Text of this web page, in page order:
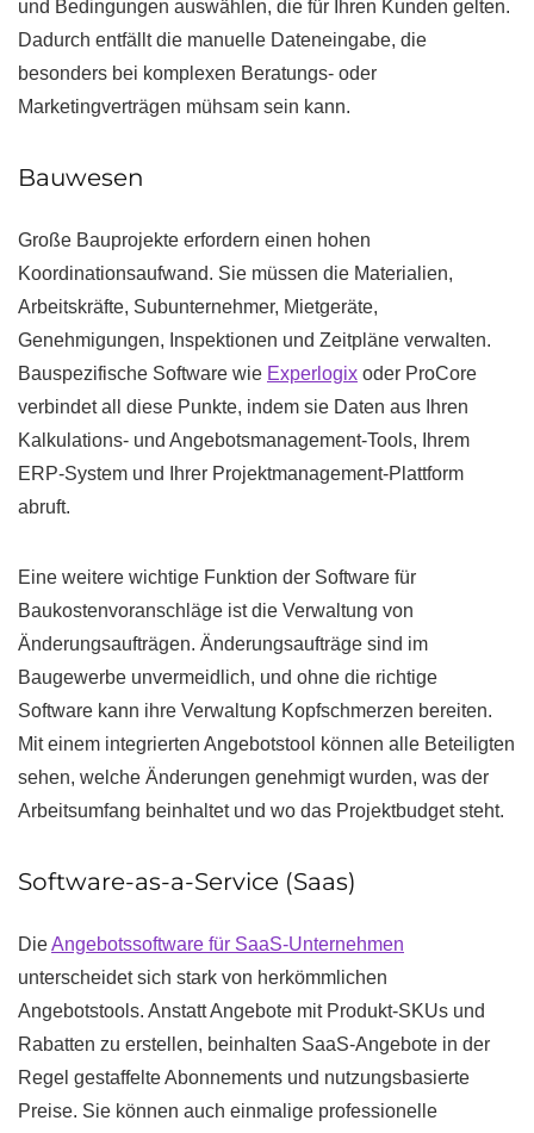
und Bedingungen auswählen, die für Ihren Kunden gelten.
Dadurch entfällt die manuelle Dateneingabe, die
besonders bei komplexen Beratungs- oder
Marketingverträgen mühsam sein kann.
Bauwesen
Große Bauprojekte erfordern einen hohen
Koordinationsaufwand. Sie müssen die Materialien,
Arbeitskräfte, Subunternehmer, Mietgeräte,
Genehmigungen, Inspektionen und Zeitpläne verwalten.
Bauspezifische Software wie Experlogix oder ProCore
verbindet all diese Punkte, indem sie Daten aus Ihren
Kalkulations- und Angebotsmanagement-Tools, Ihrem
ERP-System und Ihrer Projektmanagement-Plattform
abruft.
Eine weitere wichtige Funktion der Software für
Baukostenvoranschläge ist die Verwaltung von
Änderungsaufträgen. Änderungsaufträge sind im
Baugewerbe unvermeidlich, und ohne die richtige
Software kann ihre Verwaltung Kopfschmerzen bereiten.
Mit einem integrierten Angebotstool können alle Beteiligten
sehen, welche Änderungen genehmigt wurden, was der
Arbeitsumfang beinhaltet und wo das Projektbudget steht.
Software-as-a-Service (Saas)
DieAngebotssoftware für SaaS-Unternehmen
unterscheidet sich stark von herkömmlichen
Angebotstools. Anstatt Angebote mit Produkt-SKUs und
Rabatten zu erstellen, beinhalten SaaS-Angebote in der
Regel gestaffelte Abonnements und nutzungsbasierte
Preise. Sie können auch einmalige professionelle